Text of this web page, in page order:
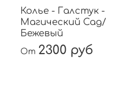
Колье - Галстук -
Магический Сад/
Бежевый
От 2300 руб